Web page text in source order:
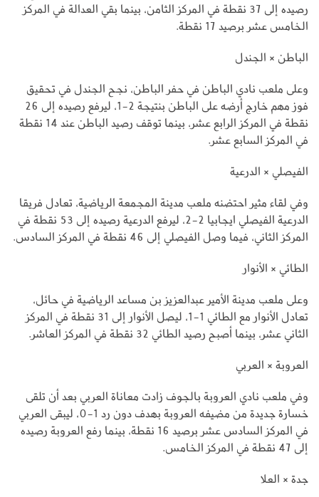
رصيده إلى 37 نقطة في المركز الثامن، بينما بقي العدالة في المركز
الخامس عشر برصيد 17 نقطة.
الباطن × الجندل
وعلى ملعب نادي الباطن في حفر الباطن، نجح الجندل في تحقيق
فوز مهم خارج أرضه على الباطن بنتيجة 2-1، ليرفع رصيده إلى 26
نقطة في المركز الرابع عشر، بينما توقف رصيد الباطن عند 14 نقطة
في المركز السابع عشر.
الفيصلي × الدرعية
وفي لقاء مثير احتضنه ملعب مدينة المجمعة الرياضية، تعادل فريقا
الدرعية الفيصلي ايجابيا 2-2، ليرفع الدرعية رصيده إلى 53 نقطة في
المركز الثاني، فيما وصل الفيصلي إلى 46 نقطة في المركز السادس.
الطائي × الأنوار
وعلى ملعب مدينة الأمير عبدالعزيز بن مساعد الرياضية في حائل،
تعادل الأنوار مع الطائي 1-1، ليصل الأنوار إلى 31 نقطة في المركز
الثاني عشر، بينما أصبح رصيد الطائي 32 نقطة في المركز العاشر.
العروبة × العربي
وفي ملعب نادي العروبة بالجوف زادت معاناة العربي بعد أن تلقى
خسارة جديدة من مضيفه العروبة بهدف دون رد 1-0، ليبقى العربي
في المركز السادس عشر برصيد 16 نقطة، بينما رفع العروبة رصيده
إلى 47 نقطة في المركز الخامس.
جدة × العلا